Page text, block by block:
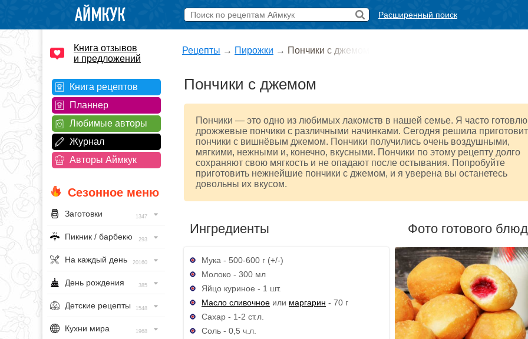
Расширенный поиск
Книга отзывов
и предложений
Книга рецептов
Планнер
Любимые авторы
Журнал
Авторы Аймкук
Сезонное меню
Заготовки 1347
Пикник / барбекю 293
На каждый день 20160
День рождения 385
Детские рецепты 1548
Кухни мира 1968
Рецепты → Пирожки → Пончики с джемом
Пончики с джемом
Пончики — это одно из любимых лакомств в нашей семье. Я часто готовлю
дрожжевые пончики с различными начинками. Сегодня решила
пончики с вишнёвым джемом. Пончики получились очень воздушными,
мягкими, нежными и, конечно, вкусными. Пончики по этому рецепту долго
сохраняют свою мягкость и не опадают после остывания. Попробуйте
приготовить нежнейшие пончики с джемом, и я уверена вы останетесь
довольны их вкусом.
Ингредиенты
Мука - 500-600 г (+/-)
Молоко - 300 мл
Яйцо куриное - 1 шт.
Масло сливочное или маргарин - 70 г
Сахар - 1-2 ст.л.
Соль - 0,5 ч.л.
Фото готового